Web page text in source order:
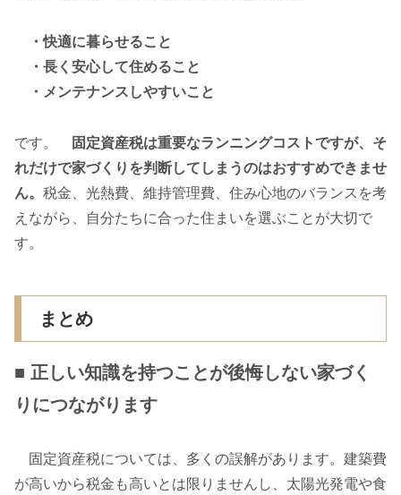
・快適に暮らせること
・長く安心して住めること
・メンテナンスしやすいこと
です。
固定資産税は重要なランニングコストですが、そ
れだけで家づくりを判断してしまうのはおすすめできませ
ん。 税金、光熱費、維持管理費、住み心地のバランスを考
えながら、自分たちに合った住まいを選ぶことが大切で
す。
まとめ
■ 正しい知識を持つことが後悔しない家づく
りにつながります
固定資産税については、多くの誤解があります。建築費
が高いから税金も高いとは限りませんし、太陽光発電や食